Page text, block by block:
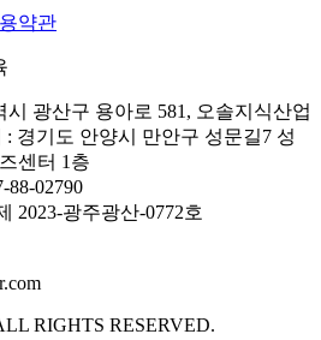
약관
시 광산구 용아로 581, 오솔지식산업
: 경기도 안양시 만안구 성문길7 성
센터 1층
88-02790
2023-광주광산-0772호
RIGHTS RESERVED.